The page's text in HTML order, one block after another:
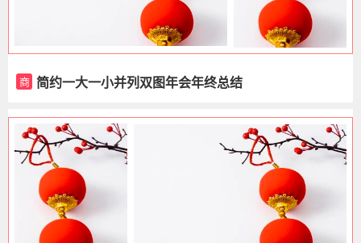
商 简约一大一小并列双图年会年终总结